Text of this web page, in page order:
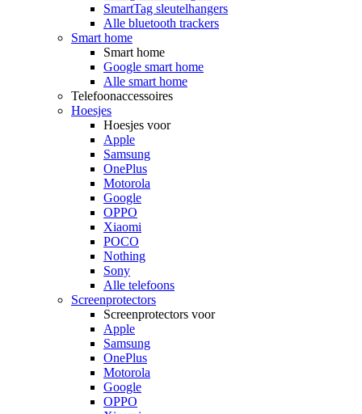
SmartTag sleutelhangers
Alle bluetooth trackers
Smart home
Smart home
Google smart home
Alle smart home
Telefoonaccessoires
Hoesjes
Hoesjes voor
Apple
Samsung
OnePlus
Motorola
Google
OPPO
Xiaomi
POCO
Nothing
Sony
Alle telefoons
Screenprotectors
Screenprotectors voor
Apple
Samsung
OnePlus
Motorola
Google
OPPO